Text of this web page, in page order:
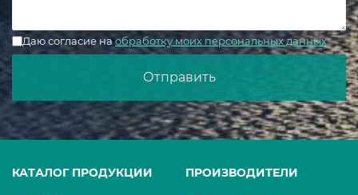
Даю согласие наобработку моих персональных данных
КАТАЛОГ ПРОДУКЦИИ ПРОИЗВОДИТЕЛИ